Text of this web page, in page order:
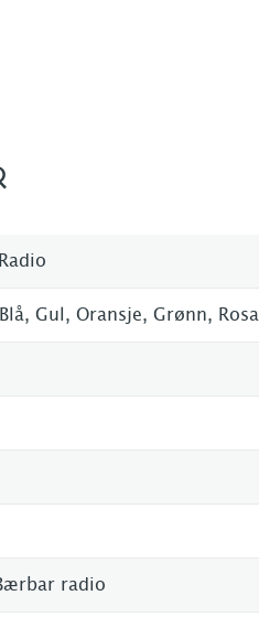
Gul, Oransje, Grønn, Rosa
radio